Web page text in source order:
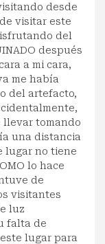
desde
visitar este
del
después
a mi cara,
me había
del artefacto,
llevar tomando
una distancia
lugar no tiene
lo hace
de
visitantes
luz
falta de
lugar para